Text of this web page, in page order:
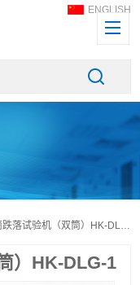
ENGLISH
落试验机（双筒）HK-DLG-1
）HK-DLG-1